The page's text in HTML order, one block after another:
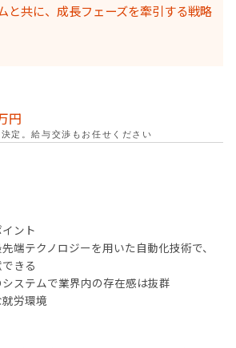
と共に、成長フェーズを牽引する戦略
円
定。給与交渉もお任せください
ント
端テクノロジーを用いた自動化技術で、
きる
ステムで業界内の存在感は抜群
労環境